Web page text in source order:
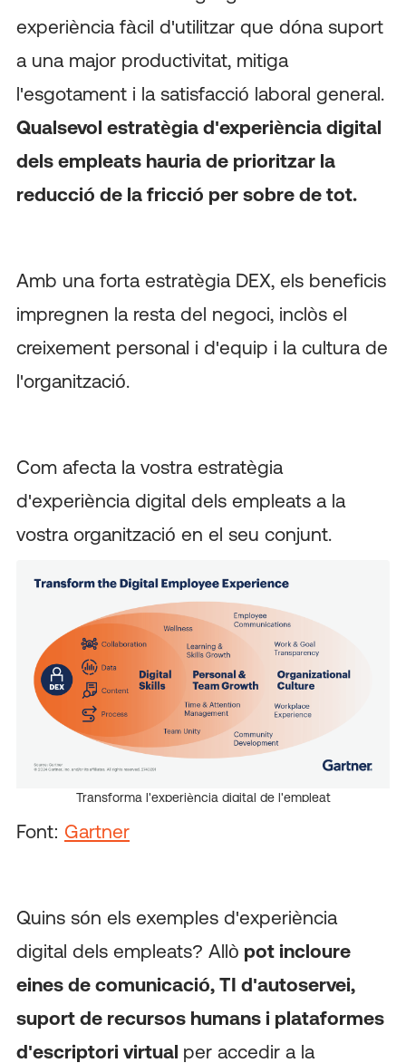
experiència fàcil d'utilitzar que dóna suport
a una major productivitat, mitiga
l'esgotament i la satisfacció laboral general.
Qualsevol estratègia d'experiència digital
dels empleats hauria de prioritzar la
reducció de la fricció per sobre de tot.
Amb una forta estratègia DEX, els beneficis
impregnen la resta del negoci, inclòs el
creixement personal i d'equip i la cultura de
l'organització.
Com afecta la vostra estratègia
d'experiència digital dels empleats a la
vostra organització en el seu conjunt.
Transforma l'experiència digital de l'empleat
Font: Gartner
Quins són els exemples d'experiència
digital dels empleats? Allò pot incloure
eines de comunicació, TI d'autoservei,
suport de recursos humans i plataformes
d'escriptori virtual per accedir a la